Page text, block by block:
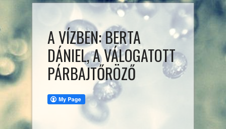
A VÍZBEN: BERTA
DÁNIEL, A VÁLOGATOTT
PÁRBAJTŐRÖZŐ